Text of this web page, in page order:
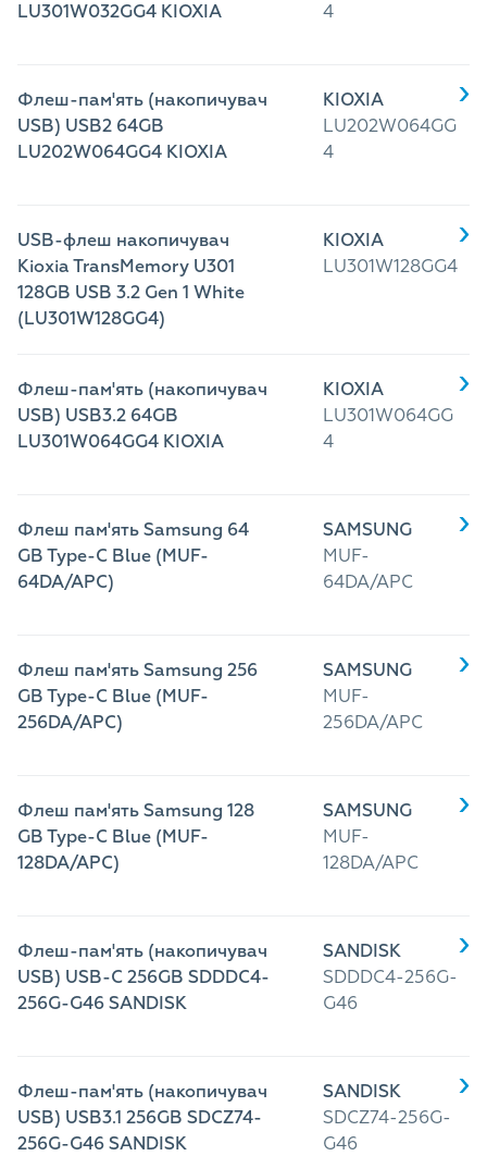
LU301W032GG4 KIOXIA
4
Флеш-пам'ять (накопичувач
USB) USB2 64GB
LU202W064GG4 KIOXIA
KIOXIA
LU202W064GG
4
USB-флеш накопичувач
Kioxia TransMemory U301
128GB USB 3.2 Gen 1 White
(LU301W128GG4)
KIOXIA
LU301W128GG4
Флеш-пам'ять (накопичувач
USB) USB3.2 64GB
LU301W064GG4 KIOXIA
KIOXIA
LU301W064GG
4
Флеш пам'ять Samsung 64
GB Type-C Blue (MUF-
64DA/APC)
SAMSUNG
MUF-
64DA/APC
Флеш пам'ять Samsung 256
GB Type-C Blue (MUF-
256DA/APC)
SAMSUNG
MUF-
256DA/APC
Флеш пам'ять Samsung 128
GB Type-C Blue (MUF-
128DA/APC)
SAMSUNG
MUF-
128DA/APC
Флеш-пам'ять (накопичувач
USB) USB-C 256GB SDDDC4-
256G-G46 SANDISK
SANDISK
SDDDC4-256G-
G46
Флеш-пам'ять (накопичувач
USB) USB3.1 256GB SDCZ74-
256G-G46 SANDISK
SANDISK
SDCZ74-256G-
G46